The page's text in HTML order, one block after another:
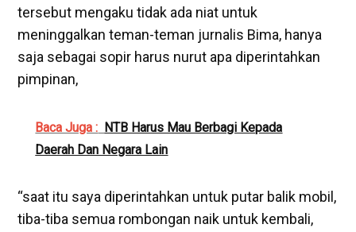
tersebut mengaku tidak ada niat untuk
meninggalkan teman-teman jurnalis Bima, hanya
saja sebagai sopir harus nurut apa diperintahkan
pimpinan,
Baca Juga : NTB Harus Mau Berbagi Kepada
Daerah Dan Negara Lain
“saat itu saya diperintahkan untuk putar balik mobil,
tiba-tiba semua rombongan naik untuk kembali,